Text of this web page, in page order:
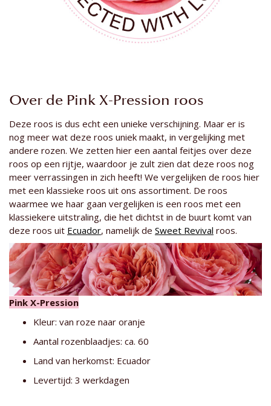
Over de Pink X-Pression roos
Deze roos is dus echt een unieke verschijning. Maar er is
nog meer wat deze roos uniek maakt, in vergelijking met
andere rozen. We zetten hier een aantal feitjes over deze
roos op een rijtje, waardoor je zult zien dat deze roos nog
meer verrassingen in zich heeft! We vergelijken de roos hier
met een klassieke roos uit ons assortiment. De roos
waarmee we haar gaan vergelijken is een roos met een
klassiekere uitstraling, die het dichtst in de buurt komt van
deze roos uit Ecuador, namelijk de Sweet Revival roos.
Pink X-Pression
Kleur: van roze naar oranje
Aantal rozenblaadjes: ca. 60
Land van herkomst: Ecuador
Levertijd: 3 werkdagen